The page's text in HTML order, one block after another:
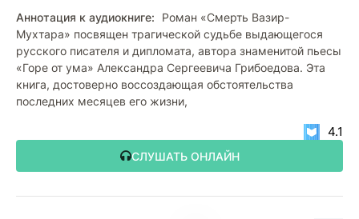
Аннотация к аудиокниге:
Роман «Смерть Вазир-
Мухтара» посвящен трагической судьбе выдающегося
русского писателя и дипломата, автора знаменитой пьесы
«Горе от ума» Александра Сергеевича Грибоедова. Эта
книга, достоверно воссоздающая обстоятельства
последних месяцев его жизни,
СЛУШАТЬ ОНЛАЙН
4.1